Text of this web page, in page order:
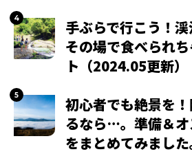
手ぶらで行こう！
その場で食べられ
ト（2024.05更新）
初心者でも絶景を
るなら…。準備＆オ
をまとめてみました